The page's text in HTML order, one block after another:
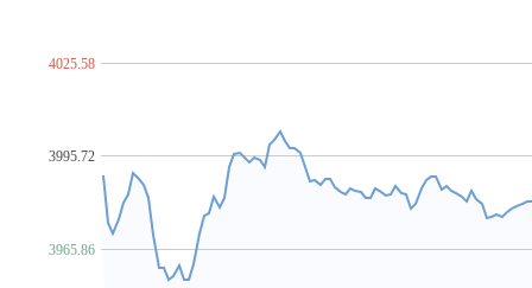
3965.86
3995.72
4025.58